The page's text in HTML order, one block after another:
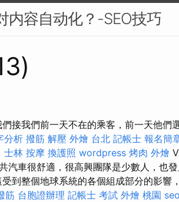
内容自动化？-SEO技巧
接我們前一天不在的乘客，前一天他們
分析 撥筋 解壓 外燴 台北 記帳士 報名簡
士林 按摩 換護照 wordpress 烤肉 外燴
汽車很舒適，很高興團隊是少數人，也
到整個地球系統的各個組成部分的影響
筋 台胞證辦理 記帳士 考試 外燴 桃園